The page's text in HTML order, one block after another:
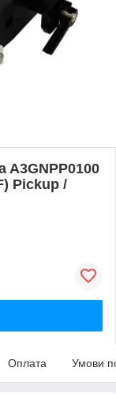
A3GNPP0100
Pickup /
Оплата Умови